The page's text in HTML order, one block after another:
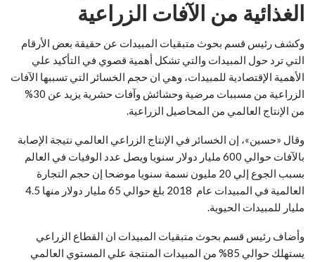
الغذائية من الآفات الزراعية
وكشف رئيس قسم بحوث متبقيات المبيدات عن حقيقة بعض الأرقام
التي ترد حول المبيدات والتي تشكل أهمية قصوي في التأكيد علي
الأهمية الإقتصادية للمبيدات، وهي ان حجم الخسائر التي تسببها الآفات
الزراعية من مسببات مرضية وحشائش وآفات حشرية يزيد عن 30%
من الإنتاج العالمي من المحاصيل الزراعية.
وقال «حسين»، إن الخسائر في الإنتاج الزراعي العالمي نتيجة الإصابة
بالآفات حوالي 600 مليار دولار سنويا ويصل عدد الوفيات في العالم
بسبب الجوع إلي 20 مليون نسمة سنويا موضحا إن حجم التجارة
العالمية في المبيدات عام 2018 بلغ حوالي 65 مليار دولار منها 4.5
مليار للمبيدات الحيوية.
وأضاف رئيس قسم بحوث متبقيات المبيدات ان القطاع الزراعي
يستهلك حوالي 85% من المبيدات المنتجة علي المستوي العالمي